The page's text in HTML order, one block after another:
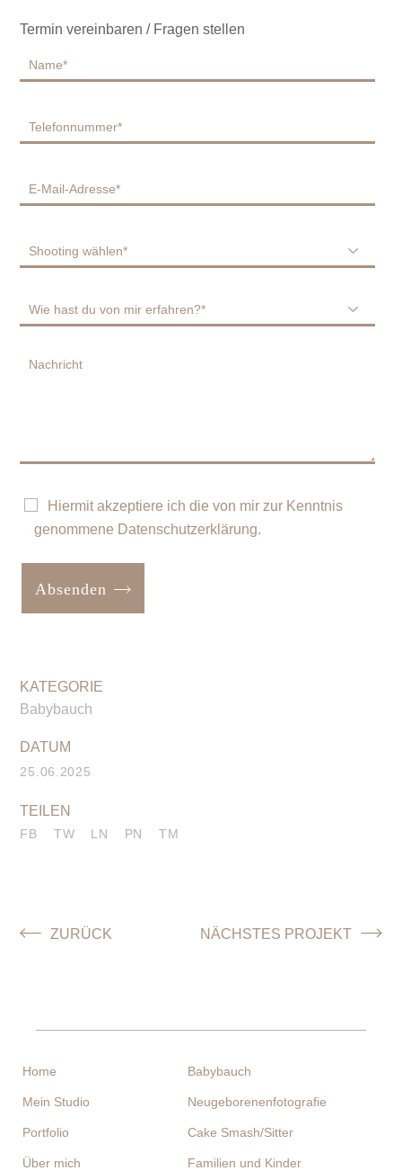
Termin vereinbaren / Fragen stellen
Hiermit akzeptiere ich die von mir zur Kenntnis
genommene Datenschutzerklärung.
Absenden
Babybauch
25.06.2025
FB TW LN PN TM
Home
Mein Studio
Portfolio
Über mich
Babybauch
Neugeborenenfotografie
Cake Smash/Sitter
Familien und Kinder